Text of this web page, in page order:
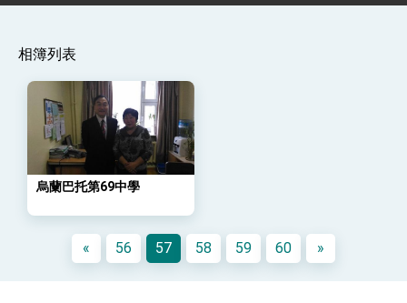
卓揆：臺美關稅談判階段性結果有助臺灣取得有
利戰略地位 全力支持「臺美對等貿易協定」簽署
外交部與數位發展部攜手合作，整合台灣雄厚數
位實力，達成固邦榮邦目標
外交部長林佳龍主持第35次「參與亞太經濟合作
策略小組」跨部會會議
民調顯示多數國人滿意政府外交表現，高度支持
「總合外交」與台歐美日關係深化
總統以「韌性之島，希望之光」為題發表2026新
年談話
相簿列表
烏蘭巴托第69中學
« 56 57 58 59 60 »